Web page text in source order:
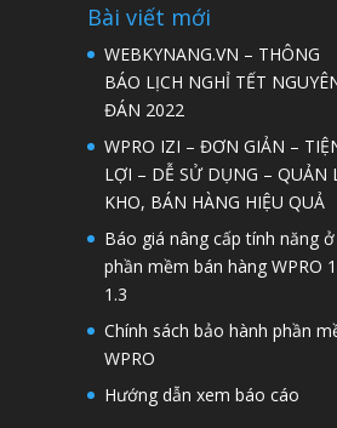
Bài viết mới
WEBKYNANG.VN – THÔNG
BÁO LỊCH NGHỈ TẾT
ĐÁN 2022
WPRO IZI – ĐƠN GIẢN –
LỢI – DỄ SỬ DỤNG – QUẢN
KHO, BÁN HÀNG HIỆU QUẢ
Báo giá nâng cấp tính năng ở
phần mềm bán hàng WPRO
1.3
Chính sách bảo hành phần
WPRO
Hướng dẫn xem báo cáo